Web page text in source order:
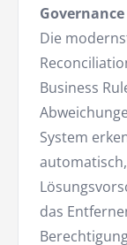
Die
Business
System
das